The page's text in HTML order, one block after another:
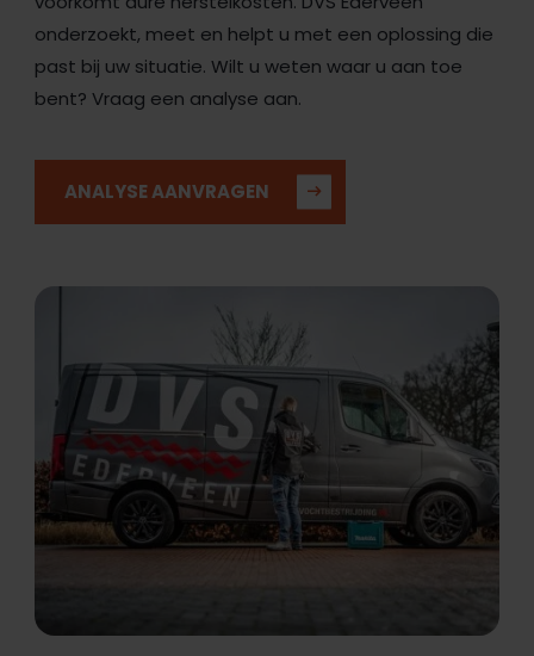
onderzoekt, meet en helpt u met een oplossing die
past bij uw situatie. Wilt u weten waar u aan toe
bent? Vraag een analyse aan.
ANALYSE AANVRAGEN